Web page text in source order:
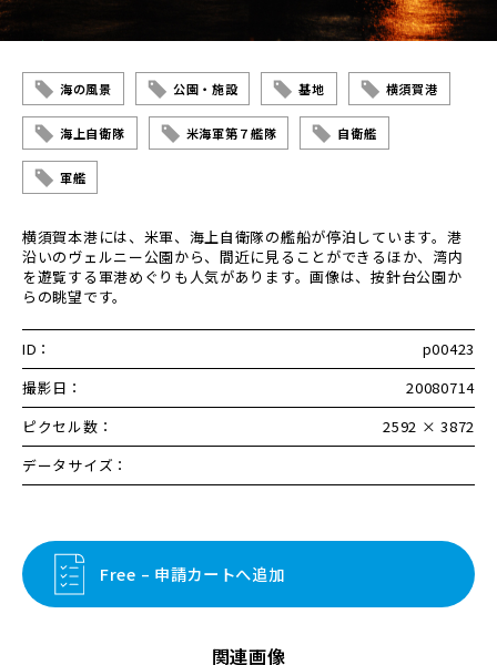
海の風景 公園・施設 基地 横須賀港
海上自衛隊 米海軍第７艦隊 自衛艦
軍艦
横須賀本港には、米軍、海上自衛隊の艦船が停泊しています。港
沿いのヴェルニー公園から、間近に見ることができるほか、湾内
を遊覧する軍港めぐりも人気があります。画像は、按針台公園か
らの眺望です。
ID：
p00423
撮影日：
20080714
ピクセル数：
2592 × 3872
データサイズ：
Free – 申請カートへ追加
関連画像